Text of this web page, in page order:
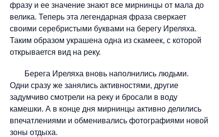
фразу и ее значение знают все мирнинцы от мала до
велика. Теперь эта легендарная фраза сверкает
своими серебристыми буквами на берегу Иреляха.
Таким образом украшена одна из скамеек, с которой
открывается вид на реку.
Берега Иреляха вновь наполнились людьми.
Одни сразу же занялись активностями, другие
задумчиво смотрели на реку и бросали в воду
камешки. А в конце дня мирнинцы активно делились
впечатлениями и обменивались фотографиями новой
зоны отдыха.